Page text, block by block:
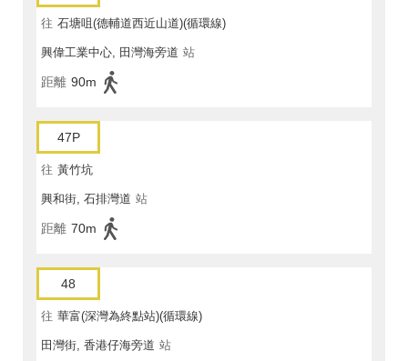
往 石塘咀(德輔道西近山道)(循環線)
興偉工業中心, 田灣海旁道 站
距離 90m
47P
往 黃竹坑
興和街, 石排灣道 站
距離 70m
48
往 華富(深灣為終點站)(循環線)
田灣街, 香港仔海旁道 站